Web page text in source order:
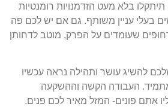
בלא מעט הזדמנויות רומנטיות
בעלי עניין משותף. גם אם יש לכם פה
שעומדים על הפרק, מוטב לדחותן
להשיג עושר ותהילה נראה עכשיו
מתמיד. העבודה הקשה וההשקעה
אתם פונים- המזל מאיר לכם פנים.